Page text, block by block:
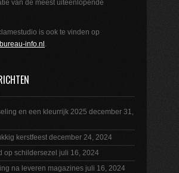
van de meest uiteenlopende
is ook te vinden op
info.nl
en een kleurrijk 2025 december 31,
kerstfeest december 24, 2024
op schildersezel juli 16, 2024
na leveren magazines juli 16, 2024